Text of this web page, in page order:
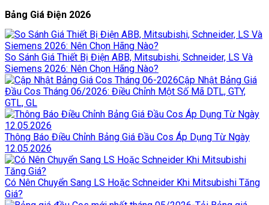
Bảng Giá Điện 2026
So Sánh Giá Thiết Bị Điện ABB, Mitsubishi, Schneider, LS Và
Siemens 2026: Nên Chọn Hãng Nào?
Cập Nhật Bảng Giá
Đầu Cos Tháng 06/2026: Điều Chỉnh Một Số Mã DTL, GTY,
GTL, GL
Thông Báo Điều Chỉnh Bảng Giá Đầu Cos Áp Dụng Từ Ngày
12.05.2026
Có Nên Chuyển Sang LS Hoặc Schneider Khi Mitsubishi Tăng
Giá?